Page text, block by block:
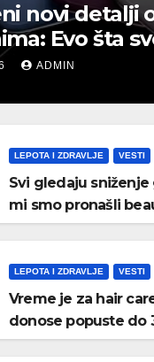
novi detalji
Evo šta
Ultra i
ADMIN
LEPOTA I ZDRAVLJE VESTI
Svi gledaju sniženje
mi smo pronašli
nižim cenama
LEPOTA I ZDRAVLJE VESTI
Vreme je za hair
donose popuste do
proizvode za kosu